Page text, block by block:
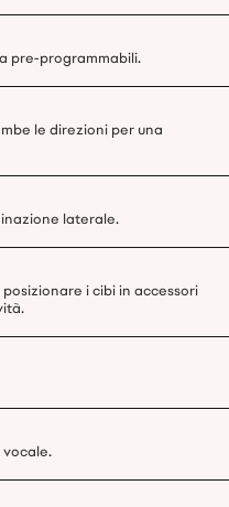
pre-programmabili.
le direzioni per una
laterale.
i cibi in accessori